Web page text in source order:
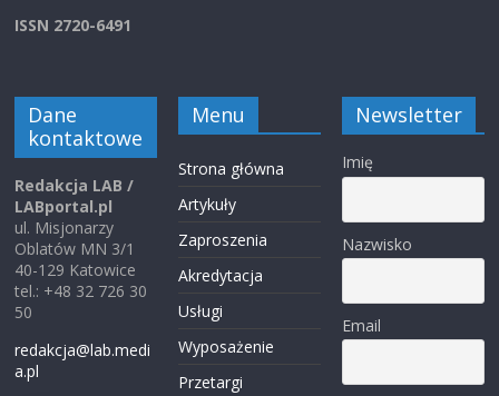
ISSN 2720-6491
Dane
kontaktowe
Redakcja LAB /
LABportal.pl
ul. Misjonarzy
Oblatów MN 3/1
40-129 Katowice
tel.: +48 32 726 30
50
redakcja@lab.medi
a.pl
Menu
Strona główna
Artykuły
Zaproszenia
Akredytacja
Usługi
Wyposażenie
Przetargi
Newsletter
Imię
Nazwisko
Email